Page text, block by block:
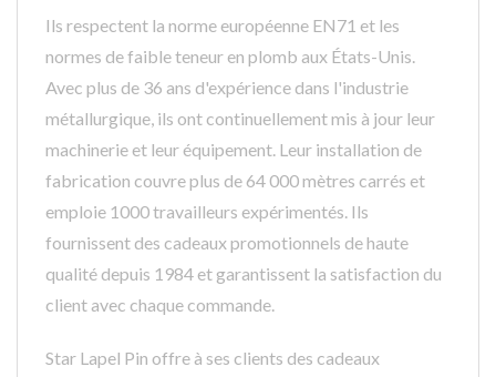
Ils respectent la norme européenne EN71 et les
normes de faible teneur en plomb aux États-Unis.
Avec plus de 36 ans d'expérience dans l'industrie
métallurgique, ils ont continuellement mis à jour leur
machinerie et leur équipement. Leur installation de
fabrication couvre plus de 64 000 mètres carrés et
emploie 1000 travailleurs expérimentés. Ils
fournissent des cadeaux promotionnels de haute
qualité depuis 1984 et garantissent la satisfaction du
client avec chaque commande.
Star Lapel Pin offre à ses clients des cadeaux